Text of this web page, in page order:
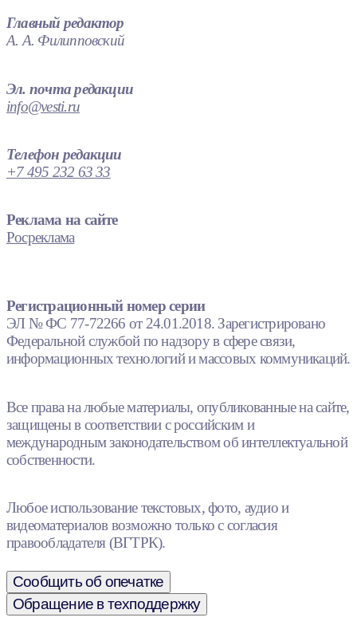
Главный редактор
А. А. Филипповский
Эл. почта редакции
info@vesti.ru
Телефон редакции
+7 495 232 63 33
Реклама на сайте
Росреклама
Регистрационный номер серии
ЭЛ № ФС 77-72266 от 24.01.2018. Зарегистрировано
Федеральной службой по надзору в сфере связи,
информационных технологий и массовых коммуникаций.
Все права на любые материалы, опубликованные на сайте,
защищены в соответствии с российским и
международным законодательством об интеллектуальной
собственности.
Любое использование текстовых, фото, аудио и
видеоматериалов возможно только с согласия
правообладателя (ВГТРК).
Сообщить об опечатке
Обращение в техподдержку